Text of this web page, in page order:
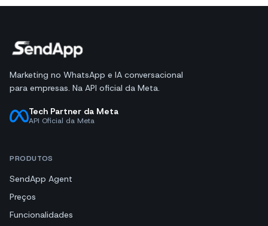
Marketing no WhatsApp e IA conversacional
para empresas. Na API oficial da Meta.
Tech Partner da Meta
API Oficial da Meta
PRODUTOS
SendApp Agent
Preços
Funcionalidades